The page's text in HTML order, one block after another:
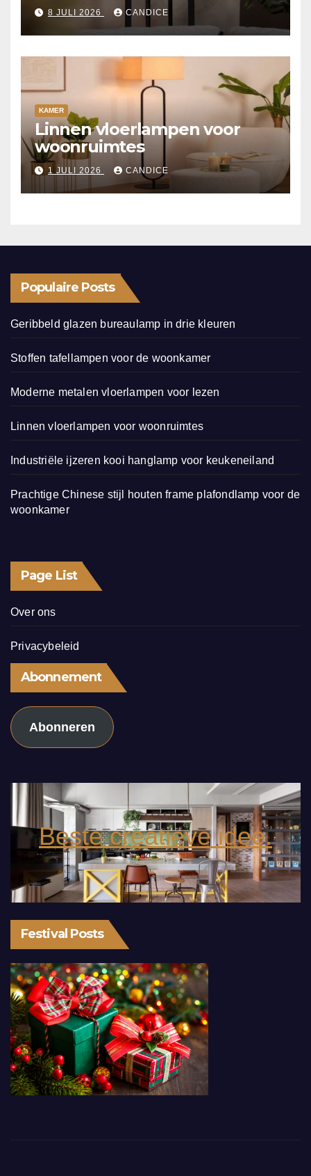
8 JULI 2026 CANDICE
KAMER
Linnen vloerlampen voor
woonruimtes
1 JULI 2026 CANDICE
Populaire Posts
Geribbeld glazen bureaulamp in drie kleuren
Stoffen tafellampen voor de woonkamer
Moderne metalen vloerlampen voor lezen
Linnen vloerlampen voor woonruimtes
Industriële ijzeren kooi hanglamp voor keukeneiland
Prachtige Chinese stijl houten frame plafondlamp voor de
woonkamer
Page List
Over ons
Privacybeleid
Abonnement
Abonneren
Beste creatieve idee.
Festival Posts